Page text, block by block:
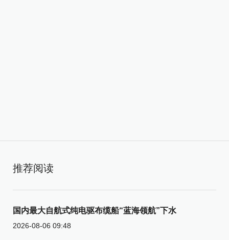
推荐阅读
国内最大自航式纯电驱布缆船“蓝海领航”下水
2026-08-06 09:48